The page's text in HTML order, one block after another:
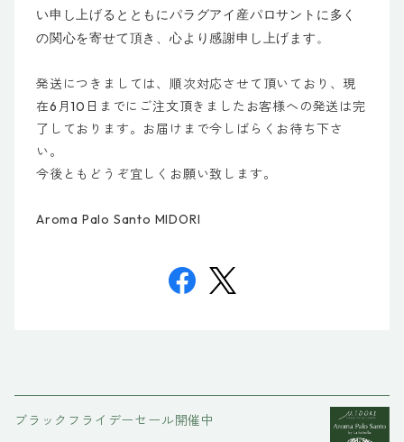
い申し上げるとともにパラグアイ産パロサントに多く
の関心を寄せて頂き、心より感謝申し上げます。
発送につきましては、順次対応させて頂いており、現
在6月10日までにご注文頂きましたお客様への発送は完
了しております。お届けまで今しばらくお待ち下さ
い。
今後ともどうぞ宜しくお願い致します。
Aroma Palo Santo MIDORI
ブラックフライデーセール開催中